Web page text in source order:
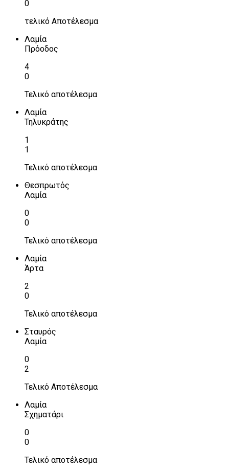
0
τελικό Αποτέλεσμα
Λαμία
Πρόοδος
4
0
Τελικό αποτέλεσμα
Λαμία
Τηλυκράτης
1
1
Τελικό αποτέλεσμα
Θεσπρωτός
Λαμία
0
0
Τελικό αποτέλεσμα
Λαμία
Άρτα
2
0
Τελικό αποτέλεσμα
Σταυρός
Λαμία
0
2
Τελικό Αποτέλεσμα
Λαμία
Σχηματάρι
0
0
Τελικό αποτέλεσμα